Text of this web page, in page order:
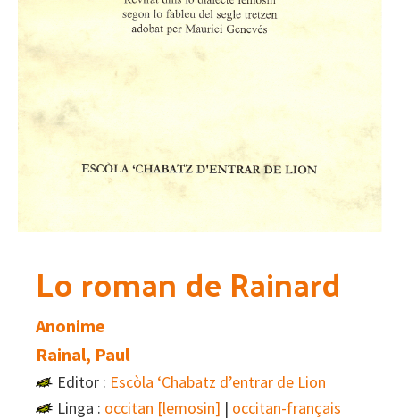
Lo roman de Rainard
Anonime
Rainal, Paul
Editor : Escòla ‘Chabatz d’entrar de Lion
Linga : occitan [lemosin] | occitan-français